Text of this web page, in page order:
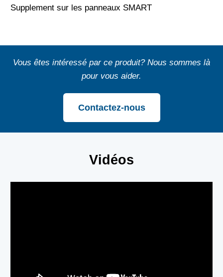
Supplement sur les panneaux SMART
Vous êtes intéressé par ce produit? Nous sommes là
pour vous aider.
Contactez-nous
Vidéos